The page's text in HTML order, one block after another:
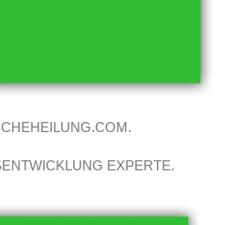
EXPERTE.